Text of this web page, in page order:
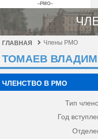
–РМО–
ГЛАВНАЯ Члены РМО
ТОМАЕВ
ЧЛЕНСТВО В РМО
Тип
Год